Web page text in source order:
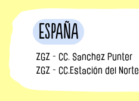
España
ZGZ - CC. Sanchez Punter
ZGZ - CC.Estación del Norte